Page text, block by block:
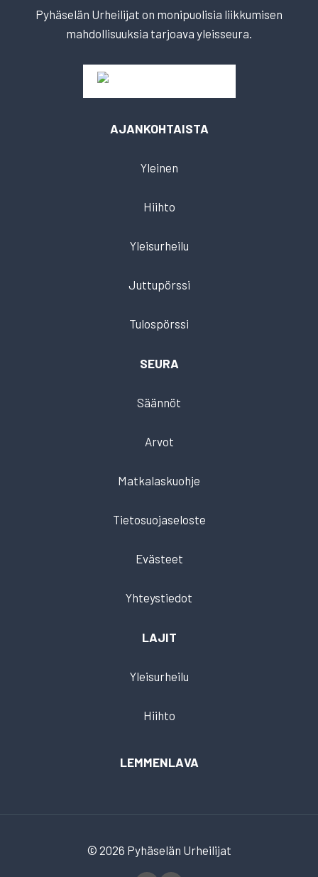
Pyhäselän Urheilijat on monipuolisia liikkumisen
mahdollisuuksia tarjoava yleisseura.
AJANKOHTAISTA
Yleinen
Hiihto
Yleisurheilu
Juttupörssi
Tulospörssi
SEURA
Säännöt
Arvot
Matkalaskuohje
Tietosuojaseloste
Evästeet
Yhteystiedot
LAJIT
Yleisurheilu
Hiihto
LEMMENLAVA
© 2026 Pyhäselän Urheilijat